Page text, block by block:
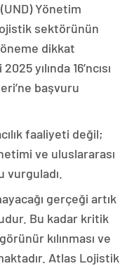
Yönetim
sektörünün
dikkat
yılında 16’ncısı
başvuru
faaliyeti değil;
ve uluslararası
gerçeği artık
Bu kadar kritik
kılınması ve
Atlas Lojistik